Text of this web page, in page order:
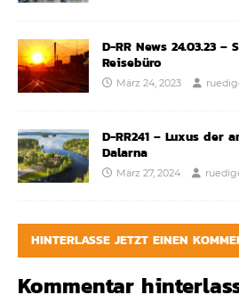
D-RR News 24.03.23
Reisebüro
März 24, 2023
D-RR241 – Luxus der
Dalarna
März 27, 2024
HINTERLASSE JETZT EINEN
Kommentar